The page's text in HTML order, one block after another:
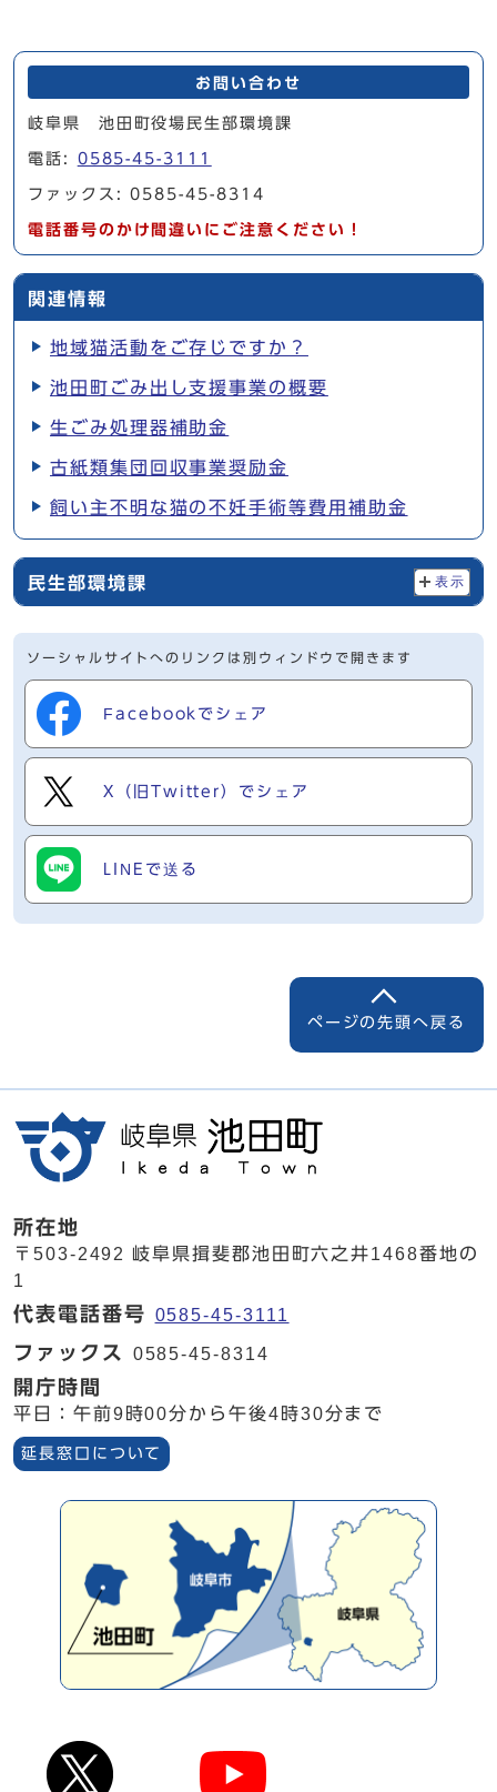
お問い合わせ
岐阜県 池田町役場民生部環境課
電話: 0585-45-3111
ファックス: 0585-45-8314
電話番号のかけ間違いにご注意ください！
関連情報
地域猫活動をご存じですか？
池田町ごみ出し支援事業の概要
生ごみ処理器補助金
古紙類集団回収事業奨励金
飼い主不明な猫の不妊手術等費用補助金
民生部環境課 表示
ソーシャルサイトへのリンクは別ウィンドウで開きます
Facebookでシェア
X（旧Twitter）でシェア
LINEで送る
ページの先頭へ戻る
所在地
〒503-2492 岐阜県揖斐郡池田町六之井1468番地の
1
代表電話番号 0585-45-3111
ファックス 0585-45-8314
開庁時間
平日：午前9時00分から午後4時30分まで
延長窓口について